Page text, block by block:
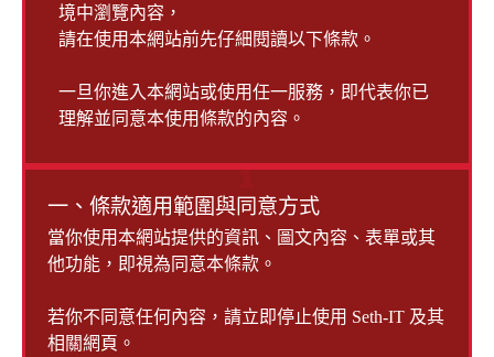
境中瀏覽內容，
請在使用本網站前先仔細閱讀以下條款。
一旦你進入本網站或使用任一服務，即代表你已
理解並同意本使用條款的內容。
一、條款適用範圍與同意方式
1
當你使用本網站提供的資訊、圖文內容、表單或其
他功能，即視為同意本條款。
若你不同意任何內容，請立即停止使用 Seth-IT 及其
相關網頁。